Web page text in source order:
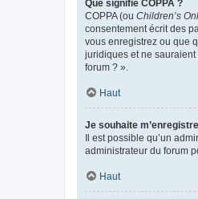
Que signifie COPPA ?
COPPA (ou Children’s
consentement écrit des
vous enregistrez ou que
juridiques et ne
forum ? ».
Haut
Je souhaite
Il est possible qu’un
administrateur du forum
Haut